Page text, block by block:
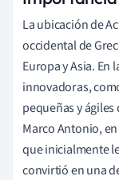
La ubicación de
occidental de
Europa y Asia. En
innovadoras,
pequeñas y
Marco Antonio,
que inicialmente
convirtió en una